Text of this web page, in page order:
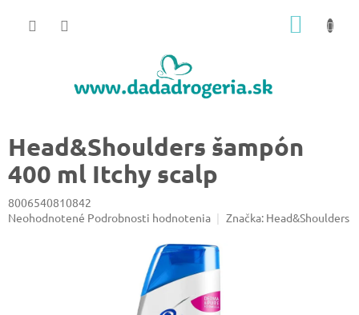
Head&Shoulders šampón
400 ml Itchy scalp
8006540810842
Priemerné
Neohodnotené Podrobnosti hodnotenia Značka: Head&Shoulders